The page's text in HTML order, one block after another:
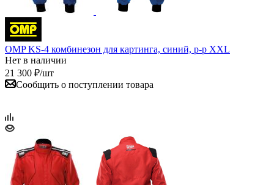
OMP KS-4 комбинезон для картинга, синий, р-р XXL
Нет в наличии
21 300 ₽/шт
Сообщить о поступлении товара